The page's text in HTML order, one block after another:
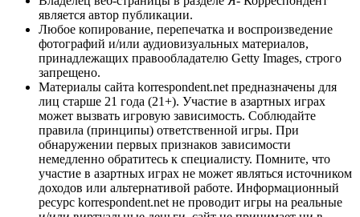
является автор публикации.
Любое копирование, перепечатка и воспроизведение
фотографий и/или аудиовизуальных материалов,
принадлежащих правообладателю Getty Images, строго
запрещено.
Материалы сайта korrespondent.net предназначены для
лиц старше 21 года (21+). Участие в азартных играх
может вызвать игровую зависимость. Соблюдайте
правила (принципы) ответственной игры. При
обнаружении первых признаков зависимости
немедленно обратитесь к специалисту. Помните, что
участие в азартных играх не может являться источником
доходов или альтернативой работе. Информационный
ресурс korrespondent.net не проводит игры на реальные